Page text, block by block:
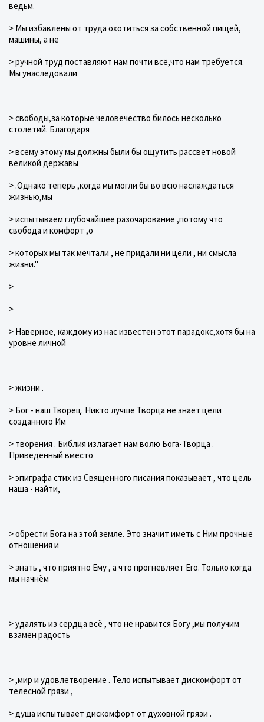
ведьм.
> Мы избавлены от труда охотиться за собственной пищей,
машины, а не
> ручной труд поставляют нам почти всё,что нам требуется.
Мы унаследовали
> свободы,за которые человечество билось несколько
столетий. Благодаря
> всему этому мы должны были бы ощутить рассвет новой
великой державы
> .Однако теперь ,когда мы могли бы во всю наслаждаться
жизнью,мы
> испытываем глубочайшее разочарование ,потому что
свобода и комфорт ,о
> которых мы так мечтали , не придали ни цели , ни смысла
жизни."
>
>
> Наверное, каждому из нас известен этот парадокс,хотя бы на
уровне личной
> жизни .
> Бог - наш Творец. Никто лучше Творца не знает цели
созданного Им
> творения . Библия излагает нам волю Бога-Творца .
Приведённый вместо
> эпиграфа стих из Священного писания показывает , что цель
наша - найти,
> обрести Бога на этой земле. Это значит иметь с Ним прочные
отношения и
> знать , что приятно Ему , а что прогневляет Его. Только когда
мы начнём
> удалять из сердца всё , что не нравится Богу ,мы получим
взамен радость
> ,мир и удовлетворение . Тело испытывает дискомфорт от
телесной грязи ,
> душа испытывает дискомфорт от духовной грязи .